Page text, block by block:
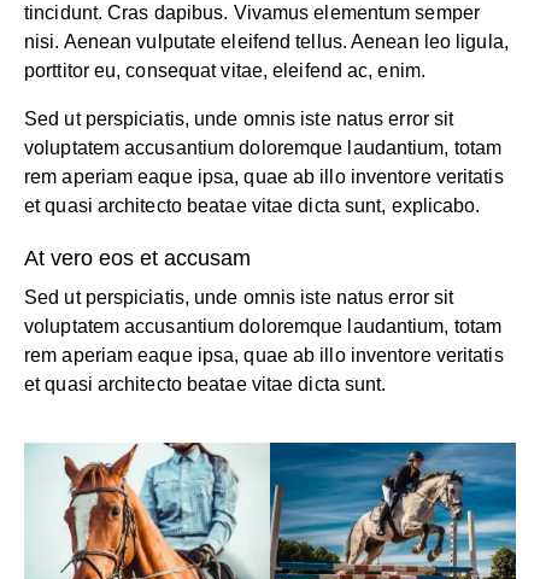
tincidunt. Cras dapibus. Vivamus elementum semper
nisi. Aenean vulputate eleifend tellus. Aenean leo ligula,
porttitor eu, consequat vitae, eleifend ac, enim.
Sed ut perspiciatis, unde omnis iste natus error sit
voluptatem accusantium doloremque laudantium, totam
rem aperiam eaque ipsa, quae ab illo inventore veritatis
et quasi architecto beatae vitae dicta sunt, explicabo.
At vero eos et accusam
Sed ut perspiciatis, unde omnis iste natus error sit
voluptatem accusantium doloremque laudantium, totam
rem aperiam eaque ipsa, quae ab illo inventore veritatis
et quasi architecto beatae vitae dicta sunt.